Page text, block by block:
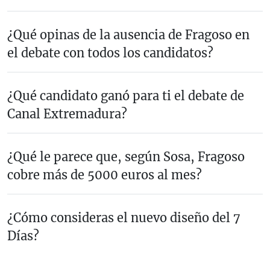
¿Qué opinas de la ausencia de Fragoso en
el debate con todos los candidatos?
¿Qué candidato ganó para ti el debate de
Canal Extremadura?
¿Qué le parece que, según Sosa, Fragoso
cobre más de 5000 euros al mes?
¿Cómo consideras el nuevo diseño del 7
Días?